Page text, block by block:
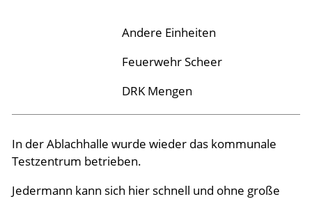
Andere Einheiten
Feuerwehr Scheer
DRK Mengen
In der Ablachhalle wurde wieder das kommunale
Testzentrum betrieben.
Jedermann kann sich hier schnell und ohne große